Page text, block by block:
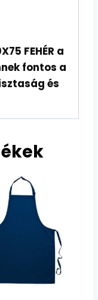
FEHÉR a
fontos a
és